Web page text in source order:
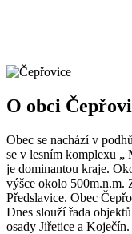
O obci
Obec se nachází v
se v lesním komplexu „
je dominantou kraje.
výšce okolo 500m.n.m.
Předslavice. Obec
Dnes slouží řada
osady Jiřetice a Koječín.